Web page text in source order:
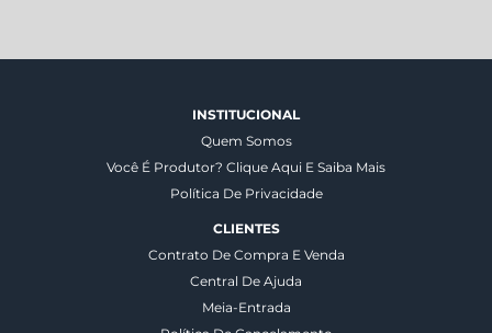
INSTITUCIONAL
Quem Somos
Você É Produtor? Clique Aqui E Saiba Mais
Política De Privacidade
CLIENTES
Contrato De Compra E Venda
Central De Ajuda
Meia-Entrada